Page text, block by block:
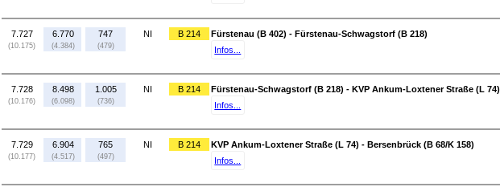
7.727
(10.175)
6.770
(4.384)
747
(479)
NI B 214
Fürstenau (B 402) - Fürstenau-Schwagstorf (B 218)
Infos...
7.728
(10.176)
8.498
(6.098)
1.005
(736)
NI B 214
Fürstenau-Schwagstorf (B 218) - KVP Ankum-Loxtener Straße (L 74)
Infos...
7.729
(10.177)
6.904
(4.517)
765
(497)
NI B 214
KVP Ankum-Loxtener Straße (L 74) - Bersenbrück (B 68/K 158)
Infos...